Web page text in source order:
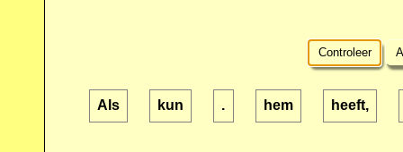
Controleer
Als kun . hem heeft,